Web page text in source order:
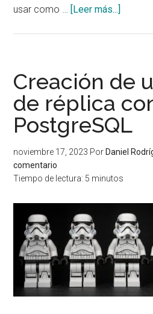
usar como … [Leer más...]
en
con
repmgr
Creación de
de réplica
PostgreSQL
noviembre 17, 2023 Por Daniel
comentario
Tiempo de lectura: 5 minutos